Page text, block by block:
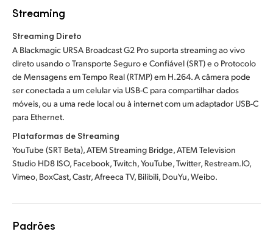
Streaming
Streaming Direto
A Blackmagic URSA Broadcast G2 Pro suporta streaming ao vivo
direto usando o Transporte Seguro e Confiável (SRT) e o Protocolo
de Mensagens em Tempo Real (RTMP) em H.264. A câmera pode
ser conectada a um celular via USB-C para compartilhar dados
móveis, ou a uma rede local ou à internet com um adaptador USB-C
para Ethernet.
Plataformas de Streaming
YouTube (SRT Beta), ATEM Streaming Bridge, ATEM Television
Studio HD8 ISO, Facebook, Twitch, YouTube, Twitter, Restream.IO,
Vimeo, BoxCast, Castr, Afreeca TV, Bilibili, DouYu, Weibo.
Padrões